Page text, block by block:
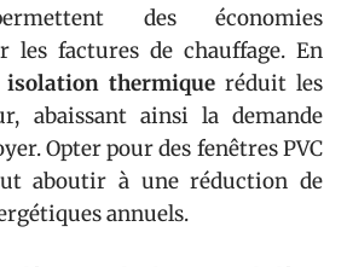
des économies
les factures de chauffage. En
isolation thermique réduit les
abaissant ainsi la demande
Opter pour des fenêtres PVC
aboutir à une réduction de
annuels.